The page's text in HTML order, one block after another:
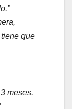
que
meses.